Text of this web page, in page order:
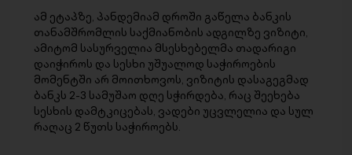
ამ ეტაპზე, პანდემიამ დროში გაწელა ბანკის
თანამშრომლის საქმიანობის ადგილზე ვიზიტი,
ამიტომ სასურველია მსესხებელმა თადარიგი
დაიჭიროს და სესხი უშუალოდ საჭიროების
მომენტში არ მოითხოვოს, ვიზიტის დასაგეგმად
ბანკს 2-3 სამუშაო დღე სჭირდება, რაც შეეხება
სესხის დამტკიცებას, ვადები უცვლელია და სულ
რაღაც 2 წუთს საჭიროებს.